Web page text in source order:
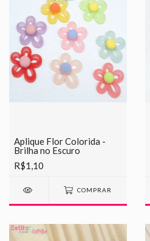
Aplique Flor Colorida -
Brilha no Escuro
R$1,10
COMPRAR